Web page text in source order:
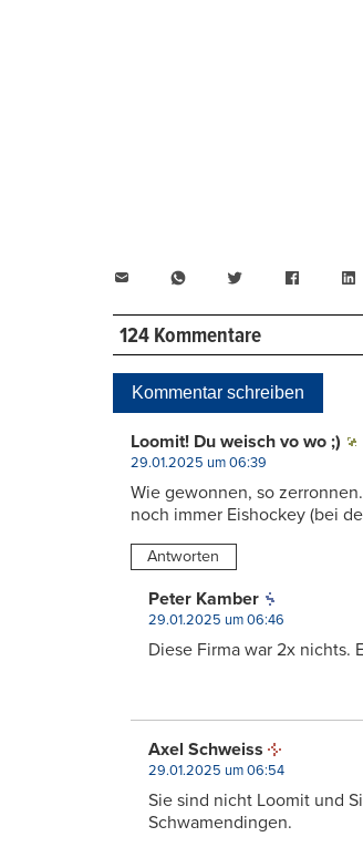
WhatsAppTwitter
124 Kommentare
Kommentar schreiben
Loomit! Du weisch vo wo ;)
29.01.2025 um 06:39
Wie gewonnen, so
noch immer Eishockey (bei
Antworten
Peter Kamber
29.01.2025 um 06:46
Diese Firma war 2x nichts.
Axel Schweiss
29.01.2025 um 06:54
Sie sind nicht Loomit und
Schwamendingen.